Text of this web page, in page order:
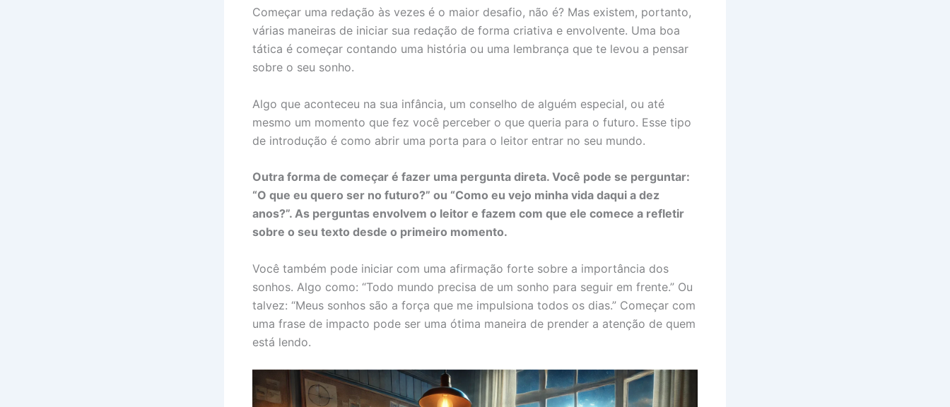
Começar uma redação às vezes é o maior desafio, não é? Mas existem, portanto,
várias maneiras de iniciar sua redação de forma criativa e envolvente. Uma boa
tática é começar contando uma história ou uma lembrança que te levou a pensar
sobre o seu sonho.
Algo que aconteceu na sua infância, um conselho de alguém especial, ou até
mesmo um momento que fez você perceber o que queria para o futuro. Esse tipo
de introdução é como abrir uma porta para o leitor entrar no seu mundo.
Outra forma de começar é fazer uma pergunta direta. Você pode se perguntar:
“O que eu quero ser no futuro?” ou “Como eu vejo minha vida daqui a dez
anos?”. As perguntas envolvem o leitor e fazem com que ele comece a refletir
sobre o seu texto desde o primeiro momento.
Você também pode iniciar com uma afirmação forte sobre a importância dos
sonhos. Algo como: “Todo mundo precisa de um sonho para seguir em frente.” Ou
talvez: “Meus sonhos são a força que me impulsiona todos os dias.” Começar com
uma frase de impacto pode ser uma ótima maneira de prender a atenção de quem
está lendo.